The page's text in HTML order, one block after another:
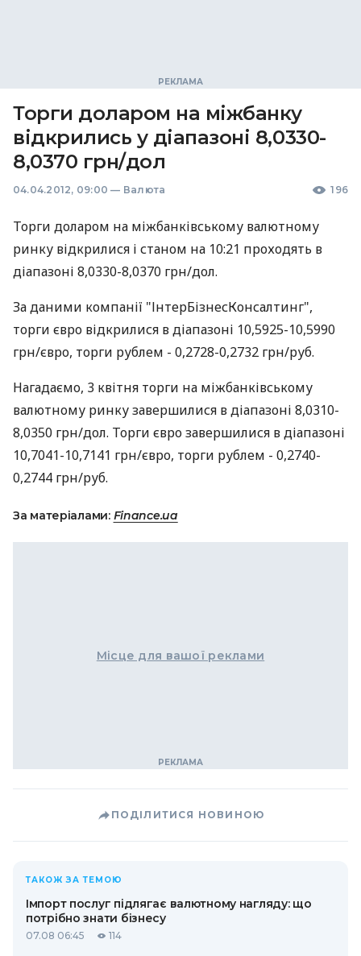
Торги доларом на міжбанку
відкрились у діапазоні 8,0330-
8,0370 грн/дол
04.04.2012, 09:00 — Валюта 196
Торги доларом на міжбанківському валютному
ринку відкрилися і станом на 10:21 проходять в
діапазоні 8,0330-8,0370 грн/дол.
За даними компанії "ІнтерБізнесКонсалтинг",
торги євро відкрилися в діапазоні 10,5925-10,5990
грн/євро, торги рублем - 0,2728-0,2732 грн/руб.
Нагадаємо, 3 квітня торги на міжбанківському
валютному ринку завершилися в діапазоні 8,0310-
8,0350 грн/дол. Торги євро завершилися в діапазоні
10,7041-10,7141 грн/євро, торги рублем - 0,2740-
0,2744 грн/руб.
За матеріалами: Finance.ua
Місце для вашої реклами
ПОДІЛИТИСЯ НОВИНОЮ
ТАКОЖ ЗА ТЕМОЮ
Імпорт послуг підлягає валютному нагляду: що
потрібно знати бізнесу
07.08 06:45 114